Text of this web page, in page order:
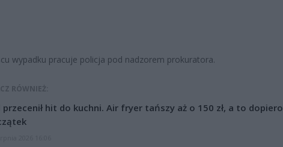
wypadku pracuje policja pod nadzorem prokuratora.
RÓWNIEŻ:
przecenił hit do kuchni. Air fryer tańszy aż o 150 zł, a to dopiero